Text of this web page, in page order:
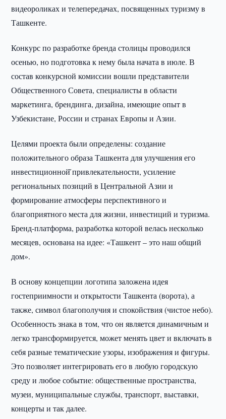
видеороликах и телепередачах, посвященных туризму в
Ташкенте.
Конкурс по разработке бренда столицы проводился
осенью, но подготовка к нему была начата в июле. В
состав конкурсной комиссии вошли представители
Общественного Совета, специалисты в области
маркетинга, брендинга, дизайна, имеющие опыт в
Узбекистане, России и странах Европы и Азии.
Целями проекта были определены: создание
положительного образа Ташкента для улучшения его
инвестиционной̆ привлекательности, усиление
региональных позиций в Центральной Азии и
формирование атмосферы перспективного и
благоприятного места для жизни, инвестиций и туризма.
Бренд-платформа, разработка которой велась несколько
месяцев, основана на идее: «Ташкент – это наш общий
дом».
В основу концепции логотипа заложена идея
гостеприимности и открытости Ташкента (ворота), а
также, символ благополучия и спокойствия (чистое небо).
Особенность знака в том, что он является динамичным и
легко трансформируется, может менять цвет и включать в
себя разные тематические узоры, изображения и фигуры.
Это позволяет интегрировать его в любую городскую
среду и любое событие: общественные пространства,
музеи, муниципальные службы, транспорт, выставки,
концерты и так далее.